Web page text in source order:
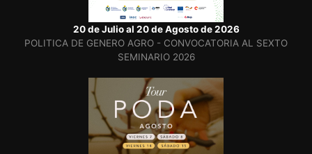
20 de Julio al 20 de Agosto de 2026
POLITICA DE GENERO AGRO - CONVOCATORIA AL SEXTO
SEMINARIO 2026